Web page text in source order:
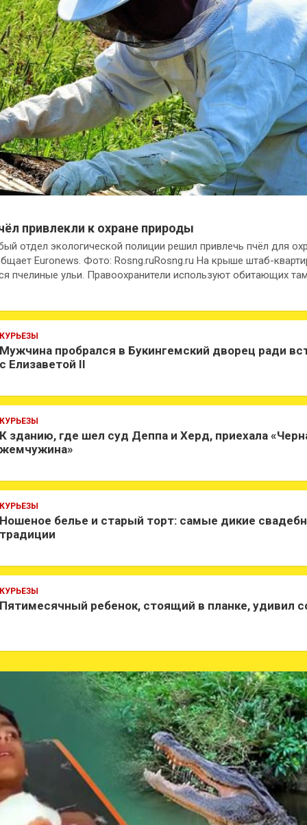
привлекли к охране природы
отдел экологической полиции решил привлечь пчёл для
Euronews. Фото: Rosng.ruRosng.ru На крыше штаб-
пчелиные ульи. Правоохранители используют обитающих
КУРЬЕЗЫ
Мужчина пробрался в Букингемский дворец ради
с Елизаветой II
КУРЬЕЗЫ
К зданию, где шел суд Деппа и Херд, приехала
жемчужина»
КУРЬЕЗЫ
Ношеное белье и старый торт: самые дикие
традиции
КУРЬЕЗЫ
Пятимесячный ребенок, стоящий в планке, удивил